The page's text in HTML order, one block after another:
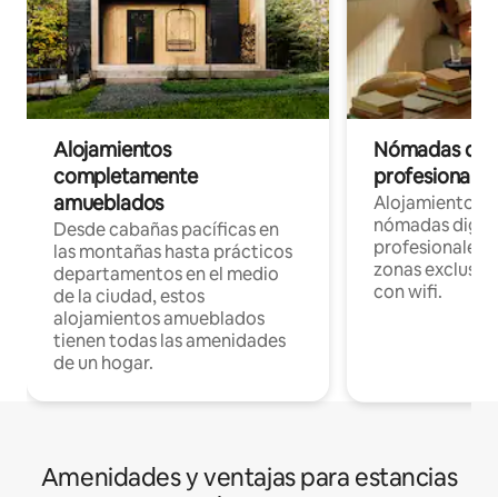
Alojamientos
completamente
amueblados
Desde cabañas pacíficas en
las montañas hasta prácticos
departamentos en el medio
de la ciudad, estos
alojamientos amueblados
tienen todas las amenidades
de un hogar.
Nómadas
Alojamientos
nómadas
profesionales
zonas
con wifi.
Amenidades y ventajas para estancias